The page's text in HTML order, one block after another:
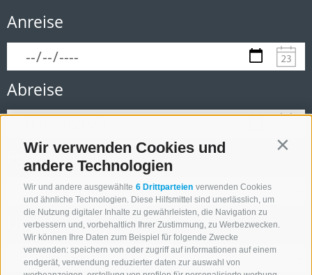
Wir verwenden Cookies und
andere Technologien
Wir und andere ausgewählte 6 Drittparteien verwenden Cookies
und ähnliche Technologien. Diese Hilfsmittel sind unerlässlich, um
die Nutzung digitaler Inhalte zu gewährleisten, die Navigation zu
verbessern und, vorbehaltlich Ihrer Zustimmung, zu Werbezwecken.
Wir können Ihre Daten zum Beispiel für folgende Zwecke
verwenden: speichern von oder zugriff auf informationen auf einem
endgerät, verwendung reduzierter daten zur auswahl von
Anreise
Abreise
Feriengebiet
Unterkunftstyp